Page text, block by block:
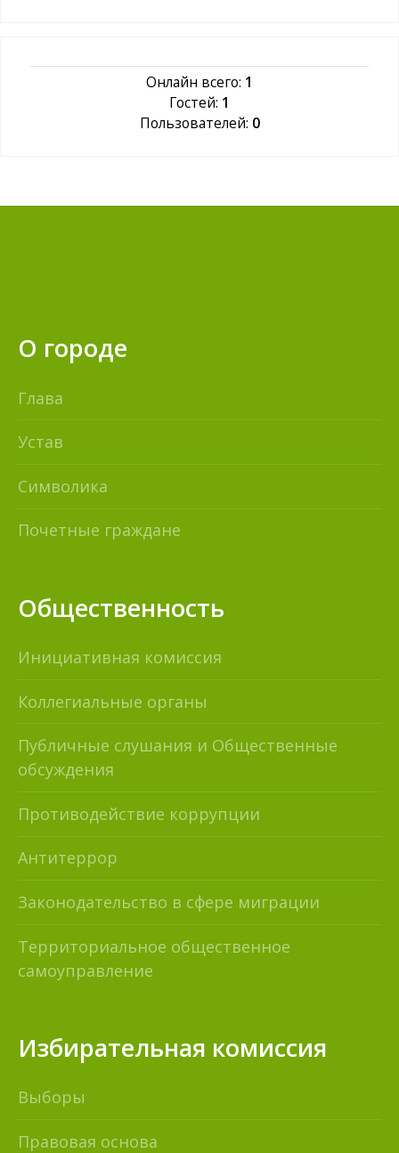
Онлайн всего: 1
Гостей: 1
Пользователей: 0
О городе
Глава
Устав
Символика
Почетные граждане
Общественность
Инициативная комиссия
Коллегиальные органы
Публичные слушания и Общественные
обсуждения
Противодействие коррупции
Антитеррор
Законодательство в сфере миграции
Территориальное общественное
самоуправление
Избирательная комиссия
Выборы
Правовая основа